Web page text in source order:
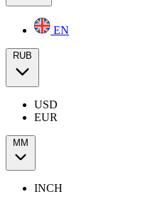
EN
RUB
USD
EUR
ММ
INCH